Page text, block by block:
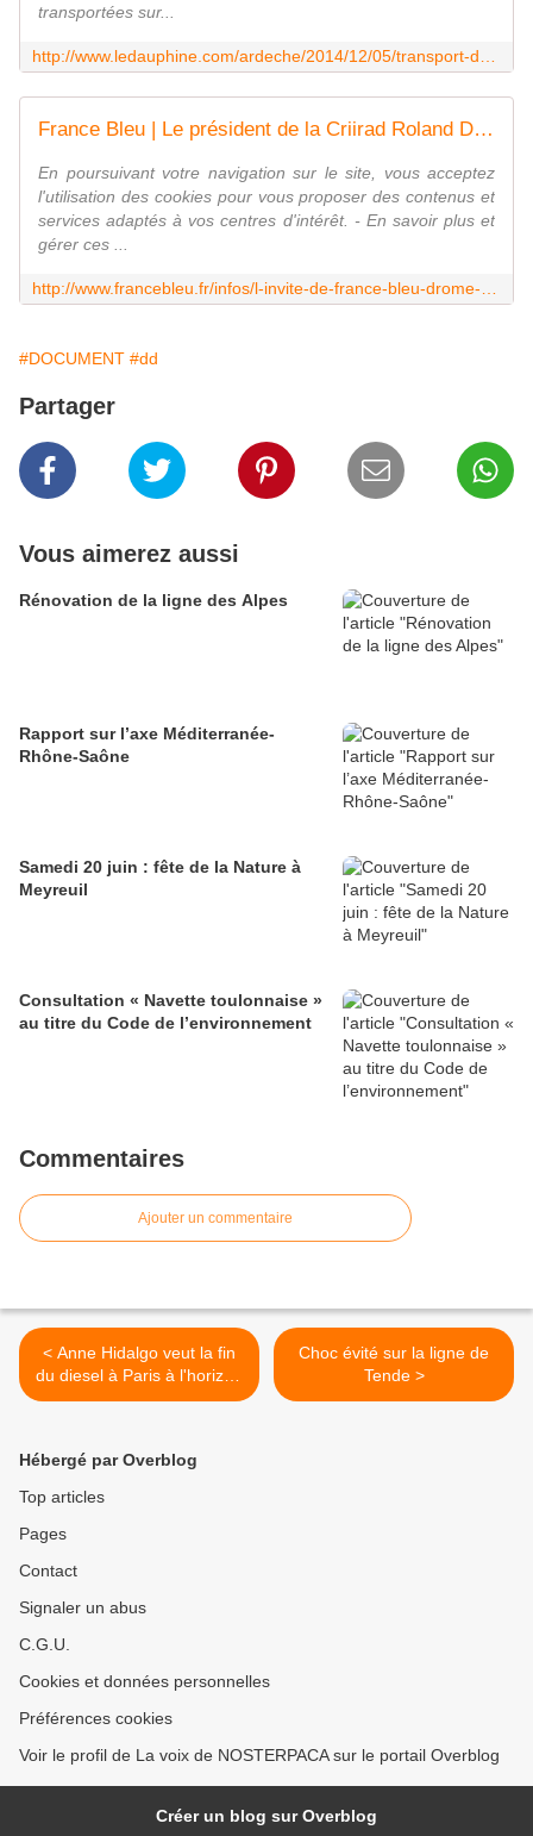
transportées sur...
France Bleu | Le président de la Criirad Roland Desbordes
En poursuivant votre navigation sur le site, vous acceptez
l'utilisation des cookies pour vous proposer des contenus et
services adaptés à vos centres d'intérêt. - En savoir plus et
gérer ces ...
#DOCUMENT #dd
Partager
Vous aimerez aussi
Rénovation de la ligne des Alpes
Rapport sur l’axe Méditerranée-
Rhône-Saône
Samedi 20 juin : fête de la Nature à
Meyreuil
Consultation « Navette toulonnaise »
au titre du Code de l’environnement
Commentaires
Ajouter un commentaire
< Anne Hidalgo veut la fin
du diesel à Paris à l'horizon
2020
Choc évité sur la ligne de
Tende >
Hébergé par Overblog
Top articles
Pages
Contact
Signaler un abus
C.G.U.
Cookies et données personnelles
Préférences cookies
Voir le profil de La voix de NOSTERPACA sur le portail Overblog
Créer un blog sur Overblog